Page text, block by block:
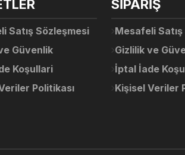
Yorum Yaz
Deneyimini Paylaş
Satış Sözleşmesi
Güvenlik
Koşullari
Politikası
SİPARİŞ
Mesafeli
Gizlilik ve
İptal İade
Kişisel Veriler